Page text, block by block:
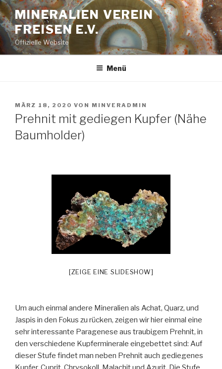
Zum
Inhalt
springen
MINERALIEN VEREIN
FREISEN E.V.
Offizielle Website
Menü
VERÖFFENTLICHT
AM
MÄRZ 18, 2020 VON MINVERADMIN
Prehnit mit gediegen Kupfer (Nähe
Baumholder)
[ZEIGE EINE SLIDESHOW]
Um auch einmal andere Mineralien als Achat, Quarz, und
Jaspis in den Fokus zu rücken, zeigen wir hier einmal eine
sehr interessante Paragenese aus traubigem Prehnit, in
den verschiedene Kupferminerale eingebettet sind: Auf
dieser Stufe findet man neben Prehnit auch gediegenes